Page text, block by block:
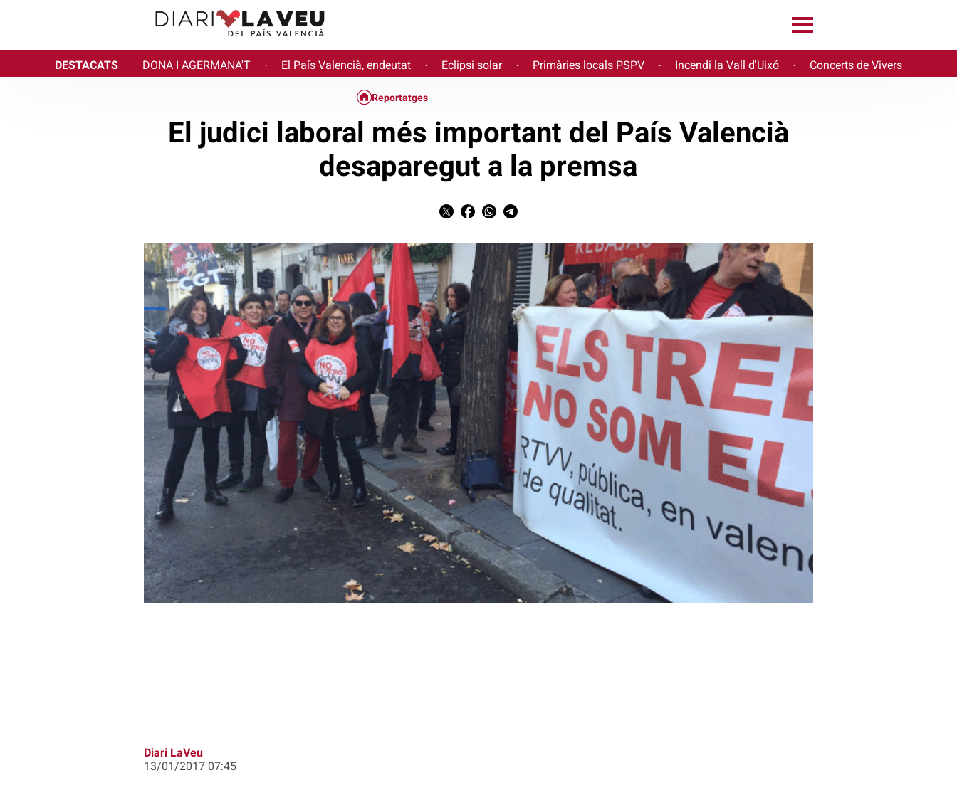
DESTACATS DONA I AGERMANA'T · El País Valencià, endeutat · Eclipsi solar · Primàries locals PSPV · Incendi la Vall d'Uixó · Concerts de Vivers
Reportatges
El judici laboral més important del País Valencià
desaparegut a la premsa
Diari LaVeu
13/01/2017 07:45